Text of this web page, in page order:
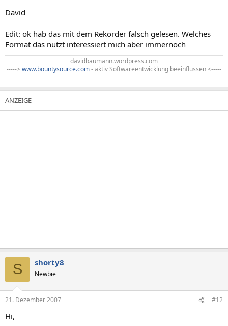
David
Edit: ok hab das mit dem Rekorder falsch gelesen. Welches
Format das nutzt interessiert mich aber immernoch
davidbaumann.wordpress.com
-----> www.bountysource.com- aktiv Softwareentwicklung beeinflussen <-----
S shorty8
Newbie
21. Dezember 2007 #12
Hi,